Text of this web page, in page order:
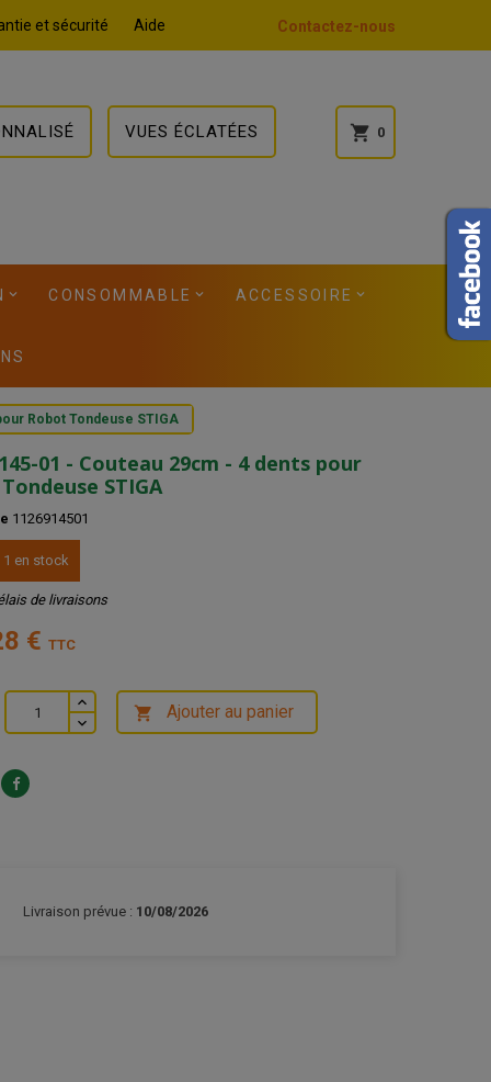
et sécurité Aide Contactez-nous
VUES ÉCLATÉES shopping_cart 0
CONSOMMABLE ACCESSOIRE
Robot Tondeuse STIGA
01 - Couteau 29cm - 4 dents pour
STIGA
1126914501
1 en stock
de livraisons
€ TTC
 Ajouter au panier
Livraison prévue : 10/08/2026